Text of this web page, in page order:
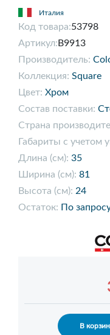
Италия
Код товара:53798
Артикул: B9913
Производитель:
Коллекция: Square
Цвет: Хром
Состав поставки:
Страна
Габариты с учетом
Длина (см): 35
Ширина (см): 81
Высота (см): 24
Остаток: По
В